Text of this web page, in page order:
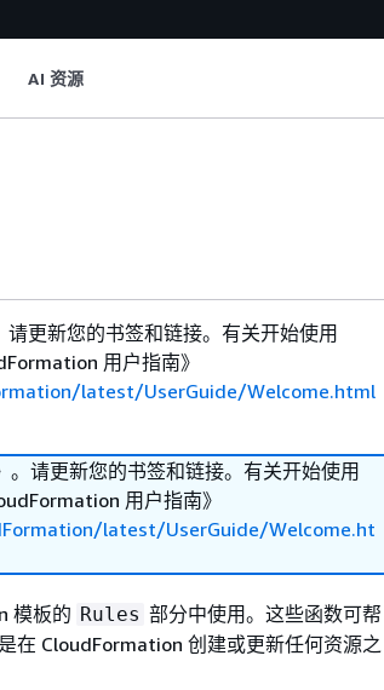
AI 资源
请更新您的书签和链接。有关开始使用
用户指南》
latest/UserGuide/Welcome.html
。请更新您的书签和链接。有关开始使用
用户指南》
latest/UserGuide/Welcome.ht
模板的 Rules 部分中使用。这些函数可帮
在 CloudFormation 创建或更新任何资源之